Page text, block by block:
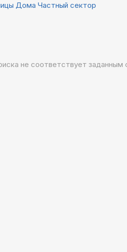
Дома Частный сектор
не соответствует заданным